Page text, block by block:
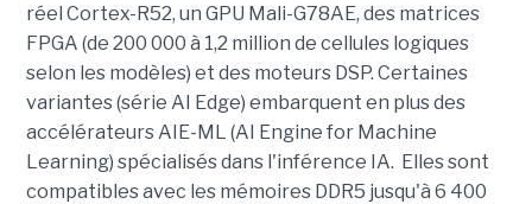
réel Cortex-R52, un GPU Mali-G78AE, des matrices
FPGA (de 200 000 à 1,2 million de cellules logiques
selon les modèles) et des moteurs DSP. Certaines
variantes (série AI Edge) embarquent en plus des
accélérateurs AIE-ML (AI Engine for Machine
Learning) spécialisés dans l'inférence IA. Elles sont
compatibles avec les mémoires DDR5 jusqu'à 6 400